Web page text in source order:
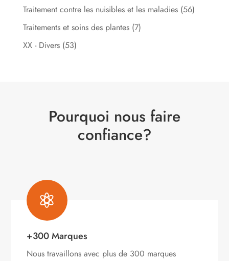
Traitement contre les nuisibles et les maladies (56)
Traitements et soins des plantes (7)
XX - Divers (53)
Pourquoi nous faire
confiance?

+300 Marques
Nous travaillons avec plus de 300 marques